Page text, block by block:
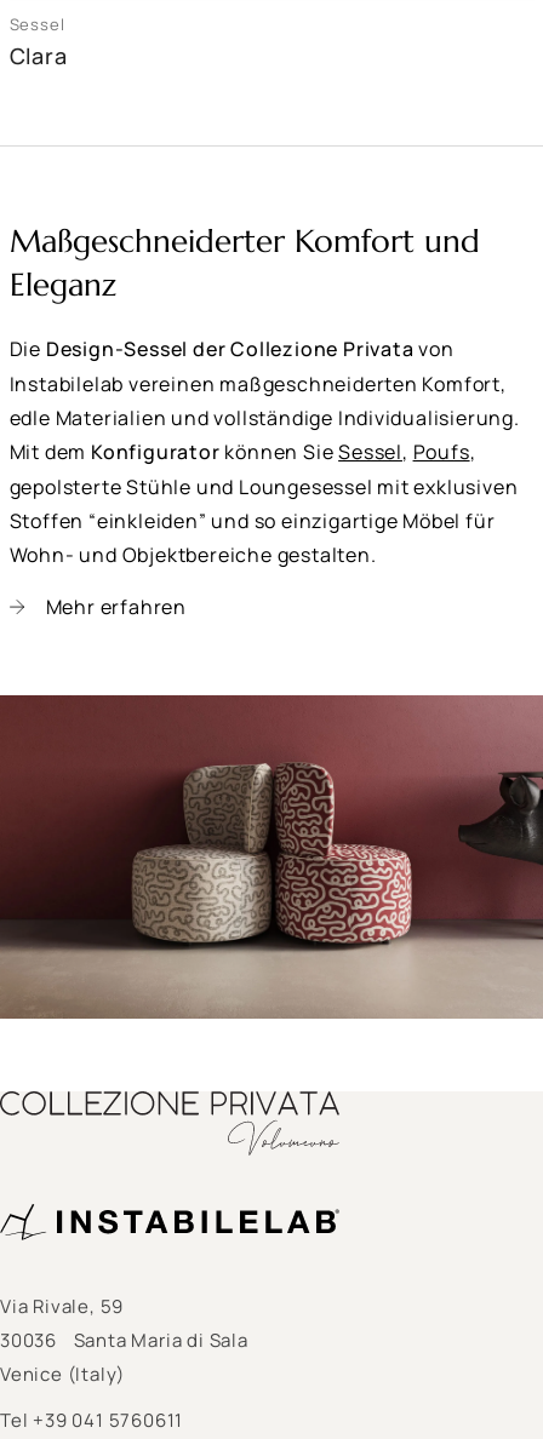
Sessel
Clara
Maßgeschneiderter Komfort und
Eleganz
Die Design-Sessel der Collezione Privata von
Instabilelab vereinen maßgeschneiderten Komfort,
edle Materialien und vollständige Individualisierung.
Mit dem Konfigurator können SieSessel, Poufs,
gepolsterte Stühle und Loungesessel mit exklusiven
Stoffen “einkleiden” und so einzigartige Möbel für
Wohn- und Objektbereiche gestalten.
Mehr erfahren
Via Rivale, 59
30036 Santa Maria di Sala
Venice (Italy)
Tel +39 041 5760611